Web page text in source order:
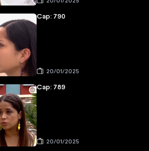
Cap: 790
20/01/2025
Cap: 789
20/01/2025